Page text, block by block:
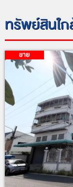
ทรัพย์สินใก